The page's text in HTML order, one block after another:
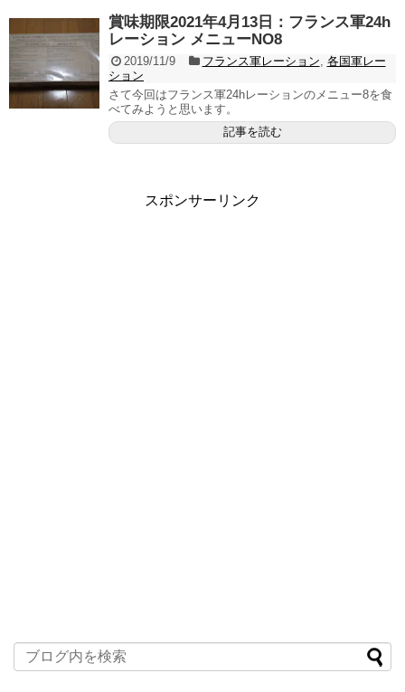
賞味期限2021年4月13日：フランス軍24h
レーション メニューNO8
2019/11/9 フランス軍レーション 各国軍レー
ション
さて今回はフランス軍24hレーションのメニュー8を食
べてみようと思います。
記事を読む
スポンサーリンク